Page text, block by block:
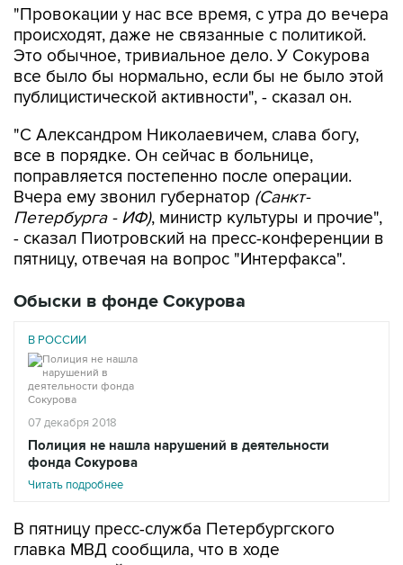
"Провокации у нас все время, с утра до вечера
происходят, даже не связанные с политикой.
Это обычное, тривиальное дело. У Сокурова
все было бы нормально, если бы не было этой
публицистической активности", - сказал он.
"С Александром Николаевичем, слава богу,
все в порядке. Он сейчас в больнице,
поправляется постепенно после операции.
Вчера ему звонил губернатор (Санкт-
Петербурга - ИФ), министр культуры и прочие",
- сказал Пиотровский на пресс-конференции в
пятницу, отвечая на вопрос "Интерфакса".
Обыски в фонде Сокурова
В РОССИИ
07 декабря 2018
Полиция не нашла нарушений в деятельности
фонда Сокурова
Читать подробнее
В пятницу пресс-служба Петербургского
главка МВД сообщила, что в ходе